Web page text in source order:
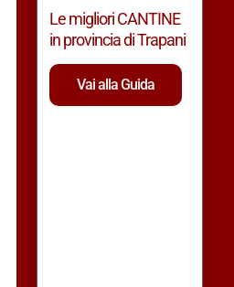
Le migliori CANTINE
in provincia di Trapani
Vai alla Guida